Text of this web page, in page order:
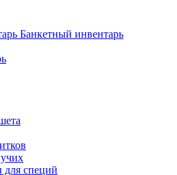
Банкетный инвентарь
специй